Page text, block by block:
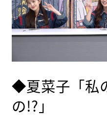
◆夏菜子「私
の!?」